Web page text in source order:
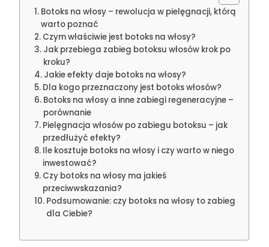
Botoks na włosy – rewolucja w pielęgnacji, którą
warto poznać
Czym właściwie jest botoks na włosy?
Jak przebiega zabieg botoksu włosów krok po
kroku?
Jakie efekty daje botoks na włosy?
Dla kogo przeznaczony jest botoks włosów?
Botoks na włosy a inne zabiegi regeneracyjne –
porównanie
Pielęgnacja włosów po zabiegu botoksu – jak
przedłużyć efekty?
Ile kosztuje botoks na włosy i czy warto w niego
inwestować?
Czy botoks na włosy ma jakieś
przeciwwskazania?
Podsumowanie: czy botoks na włosy to zabieg
dla Ciebie?